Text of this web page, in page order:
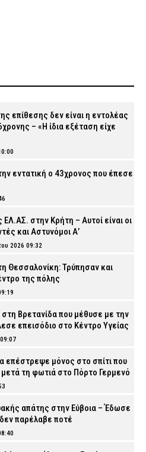
επίθεσης δεν είναι η εντολέας
– «Η ίδια εξέταση είχε
εντατική ο 43χρονος που έπεσε
στην Κρήτη – Αυτοί είναι οι
και Αστυνόμοι Α’
2026 09:32
Θεσσαλονίκη: Τρύπησαν και
της πόλης
Βρετανίδα που μέθυσε με την
επεισόδιο στο Κέντρο Υγείας
επέστρεψε μόνος στο σπίτι που
τη φωτιά στο Πόρτο Γερμενό
απάτης στην Εύβοια – Έδωσε
παρέλαβε ποτέ